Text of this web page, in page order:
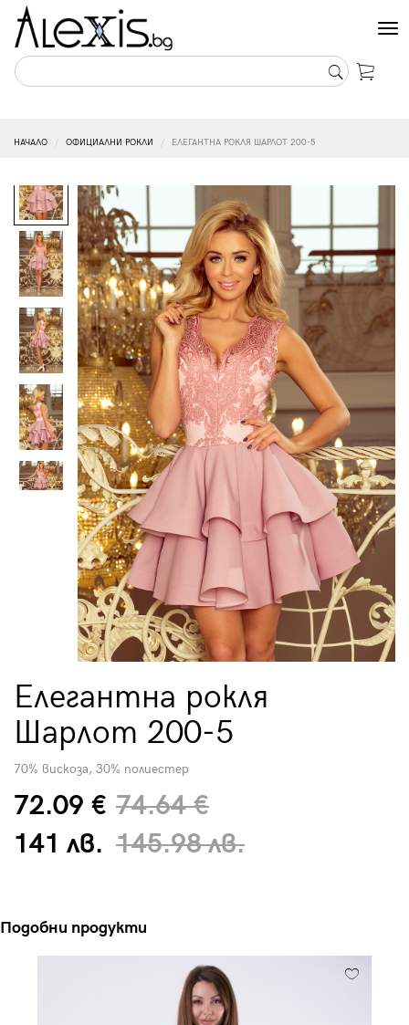
НАЧАЛО ОФИЦИАЛНИ РОКЛИ ЕЛЕГАНТНА РОКЛЯ ШАРЛОТ 200-5
Елегантна рокля
Шарлот 200-5
70% вискоза, 30% полиестер
72.09 €
141 лв.
74.64 €
145.98 лв.
Подобни продукти